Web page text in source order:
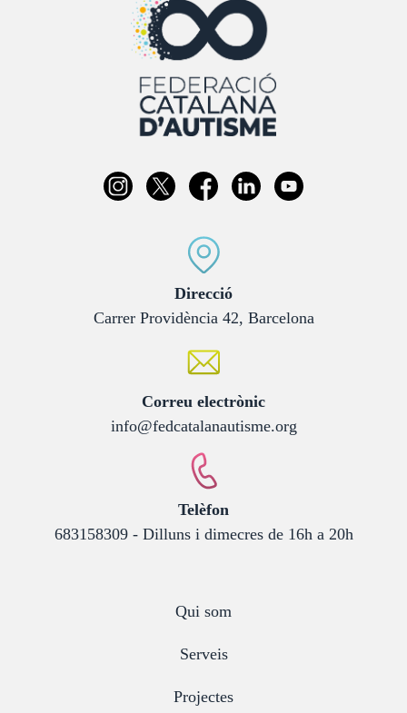
Direcció:
Carrer Providència 42, Barcelona
Correu electrònic:
info@fedcatalanautisme.org
Telèfon
683158309 - Dilluns i dimecres de 16h a 20h
Qui som
Serveis
Projectes